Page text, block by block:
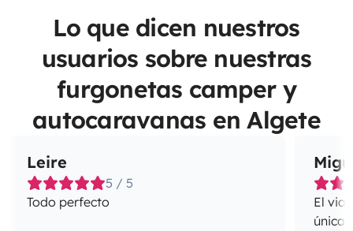
Lo que dicen nuestros
usuarios sobre nuestras
furgonetas camper y
autocaravanas en Algete
Leire
5 / 5
Todo perfecto
El